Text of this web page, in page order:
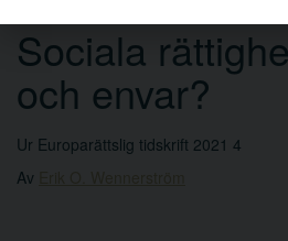
Sociala
och envar?
Ur Europarättslig tidskrift 2021 4
Av